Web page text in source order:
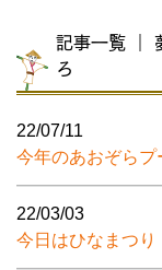
記事一覧 ｜
ろ
22/07/11
今年のあおぞらプ
22/03/03
今日はひなまつり